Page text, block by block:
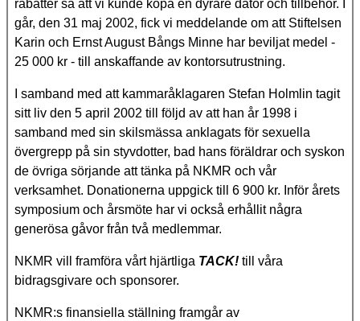
rabatter så att vi kunde köpa en dyrare dator och tillbehör.
går, den 31 maj 2002, fick vi meddelande om att Stiftelsen
Karin och Ernst August Bångs Minne har beviljat medel -
25 000 kr - till anskaffande av kontorsutrustning.
I samband med att kammaråklagaren Stefan Holmlin tagit
sitt liv den 5 april 2002 till följd av att han år 1998 i
samband med sin skilsmässa anklagats för sexuella
övergrepp på sin styvdotter, bad hans föräldrar och syskon
de övriga sörjande att tänka på NKMR och vår
verksamhet. Donationerna uppgick till 6 900 kr. Inför årets
symposium och årsmöte har vi också erhållit några
generösa gåvor från två medlemmar.
NKMR vill framföra vårt hjärtliga TACK! till våra
bidragsgivare och sponsorer.
NKMR:s finansiella ställning framgår av